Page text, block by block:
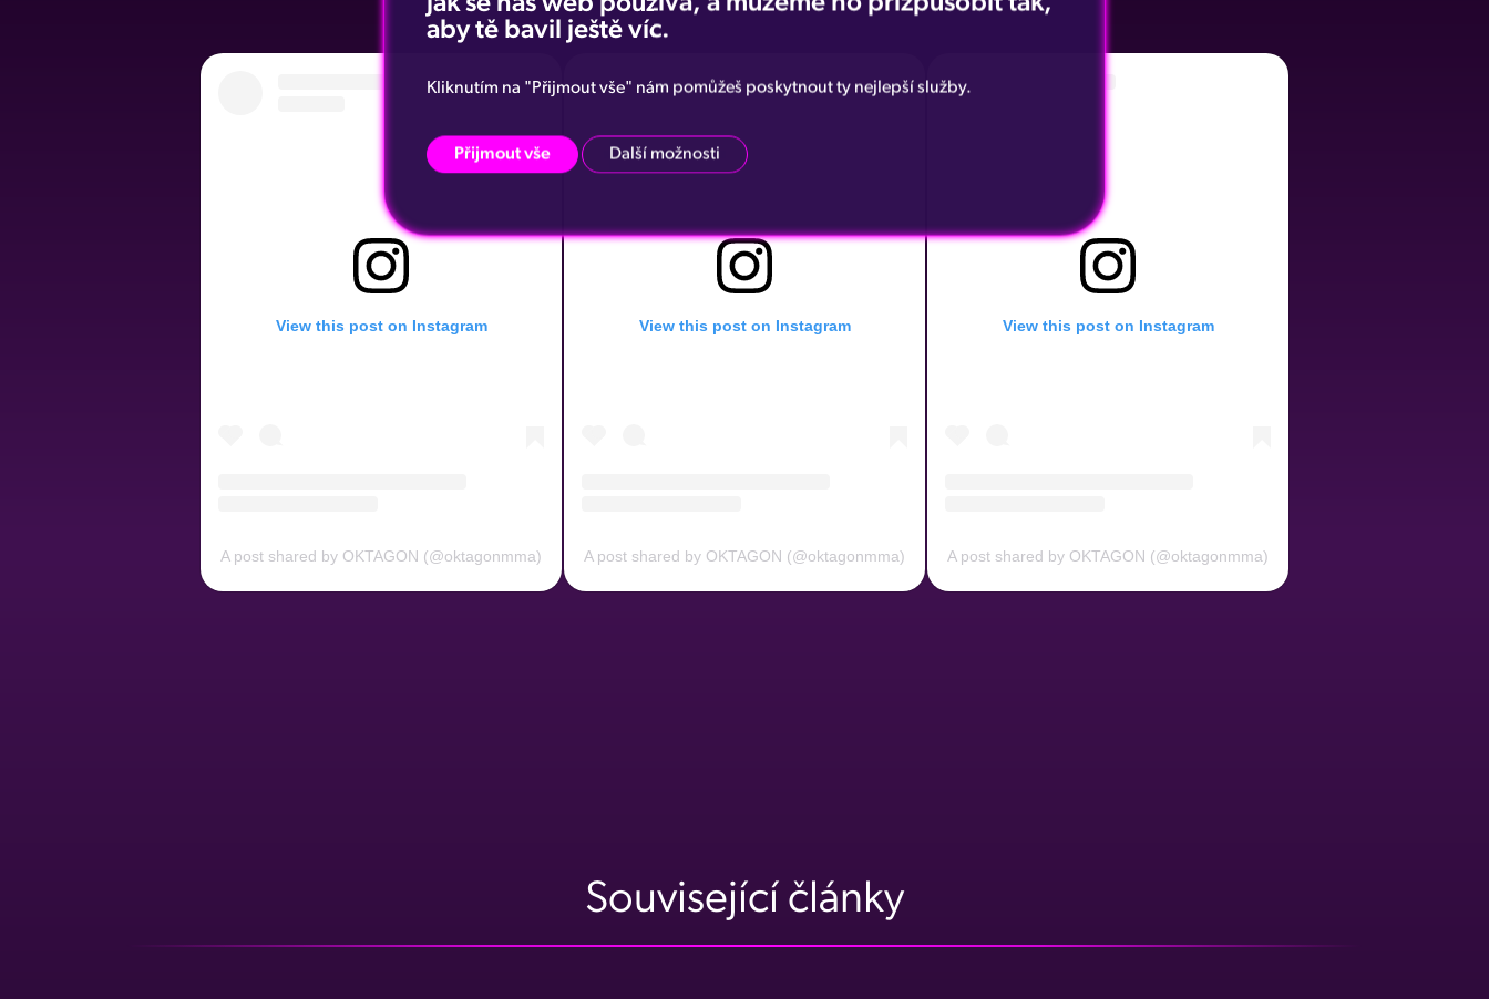
View this post on Instagram
A post shared by OKTAGON (@oktagonmma)
View this post on Instagram
A post shared by OKTAGON (@oktagonmma)
View this post on Instagram
A post shared by OKTAGON (@oktagonmma)
Související články
aby tě bavil ještě víc.
Kliknutím na "Přijmout vše" nám pomůžeš poskytnout ty nejlepší služby.
Přijmout vše Další možnosti